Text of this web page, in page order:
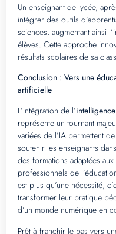
Un enseignant de lycée,
intégrer des outils
sciences, augmentant ainsi
élèves. Cette approche
résultats scolaires de sa
Conclusion : Vers une
artificielle
L’intégration de l’
représente un tournant
variées de l’IA permettent
soutenir les enseignants
des formations adaptées
professionnels de
est plus qu’une nécessité,
transformer leur pratique
d’un monde numérique en
Prêt à franchir le pas vers